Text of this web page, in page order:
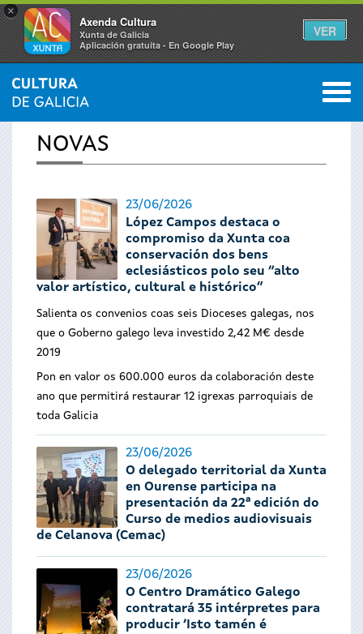
×
Axenda Cultura
Xunta de Galicia
Aplicación gratuíta - En Google Play
VER
Vostede
está
aquí
INICIO › ACTUALIDADE 0
NOVAS
23/06/2026
López Campos destaca o
compromiso da Xunta coa
conservación dos bens
eclesiásticos polo seu “alto
valor artístico, cultural e histórico”
Salienta os convenios coas seis Dioceses galegas, nos
que o Goberno galego leva investido 2,42 M€ desde
2019
Pon en valor os 600.000 euros da colaboración deste
ano que permitirá restaurar 12 igrexas parroquiais de
toda Galicia
23/06/2026
O delegado territorial da Xunta
en Ourense participa na
presentación da 22ª edición do
Curso de medios audiovisuais
de Celanova (Cemac)
23/06/2026
O Centro Dramático Galego
contratará 35 intérpretes para
producir ‘Isto tamén é